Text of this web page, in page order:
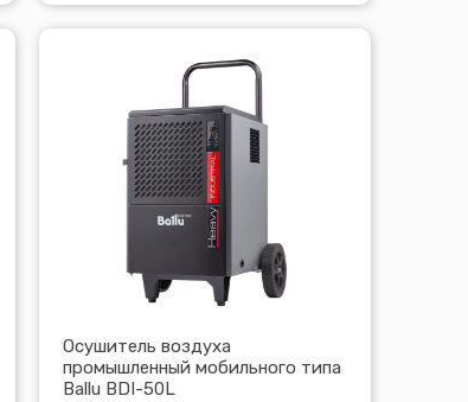
Осушитель воздуха
промышленный мобильного типа
Ballu BDI-50L